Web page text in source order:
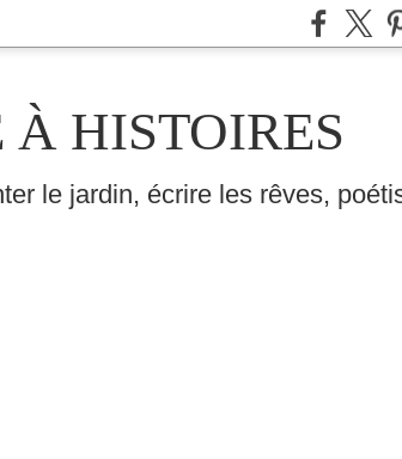
À HISTOIRES
le jardin, écrire les rêves,